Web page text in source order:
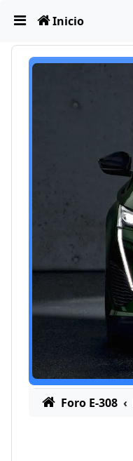
Obviar Inicio
Foro E-308